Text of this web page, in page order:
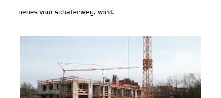
neues vom schäferweg. wird.